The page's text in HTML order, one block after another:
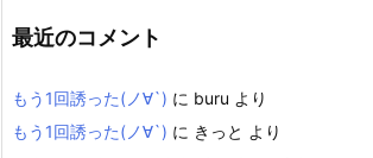
最近のコメント
もう1回誘った(ノ∀`) に buru より
もう1回誘った(ノ∀`) に きっと より